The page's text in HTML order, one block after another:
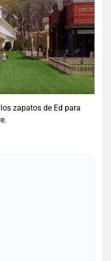
zapatos de Ed para